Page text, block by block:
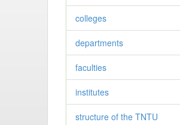
colleges
departments
faculties
institutes
structure of the TNTU